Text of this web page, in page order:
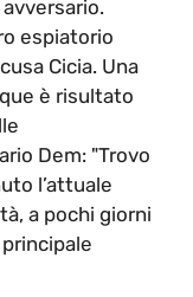
espiatorio
Cicia. Una
è risultato
Dem: "Trovo
l’attuale
a pochi giorni